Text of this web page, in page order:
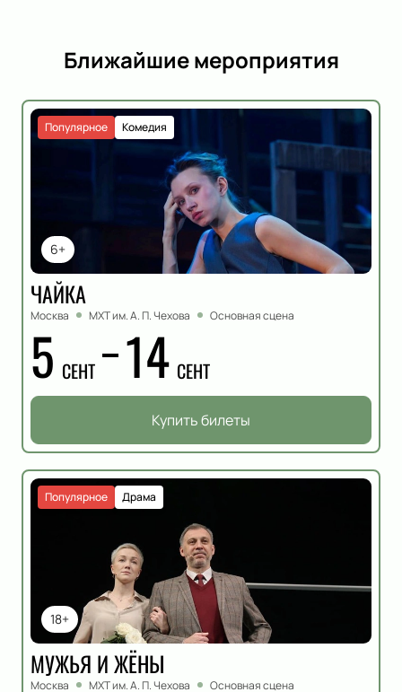
Ближайшие мероприятия
6+
Комедия
Популярное
ЧАЙКА
Москва МХТ им. А. П. Чехова Основная сцена
5 СЕНТ 14 СЕНТ
Купить билеты
18+
Драма
Популярное
МУЖЬЯ И ЖЁНЫ
Москва МХТ им. А. П. Чехова Основная сцена